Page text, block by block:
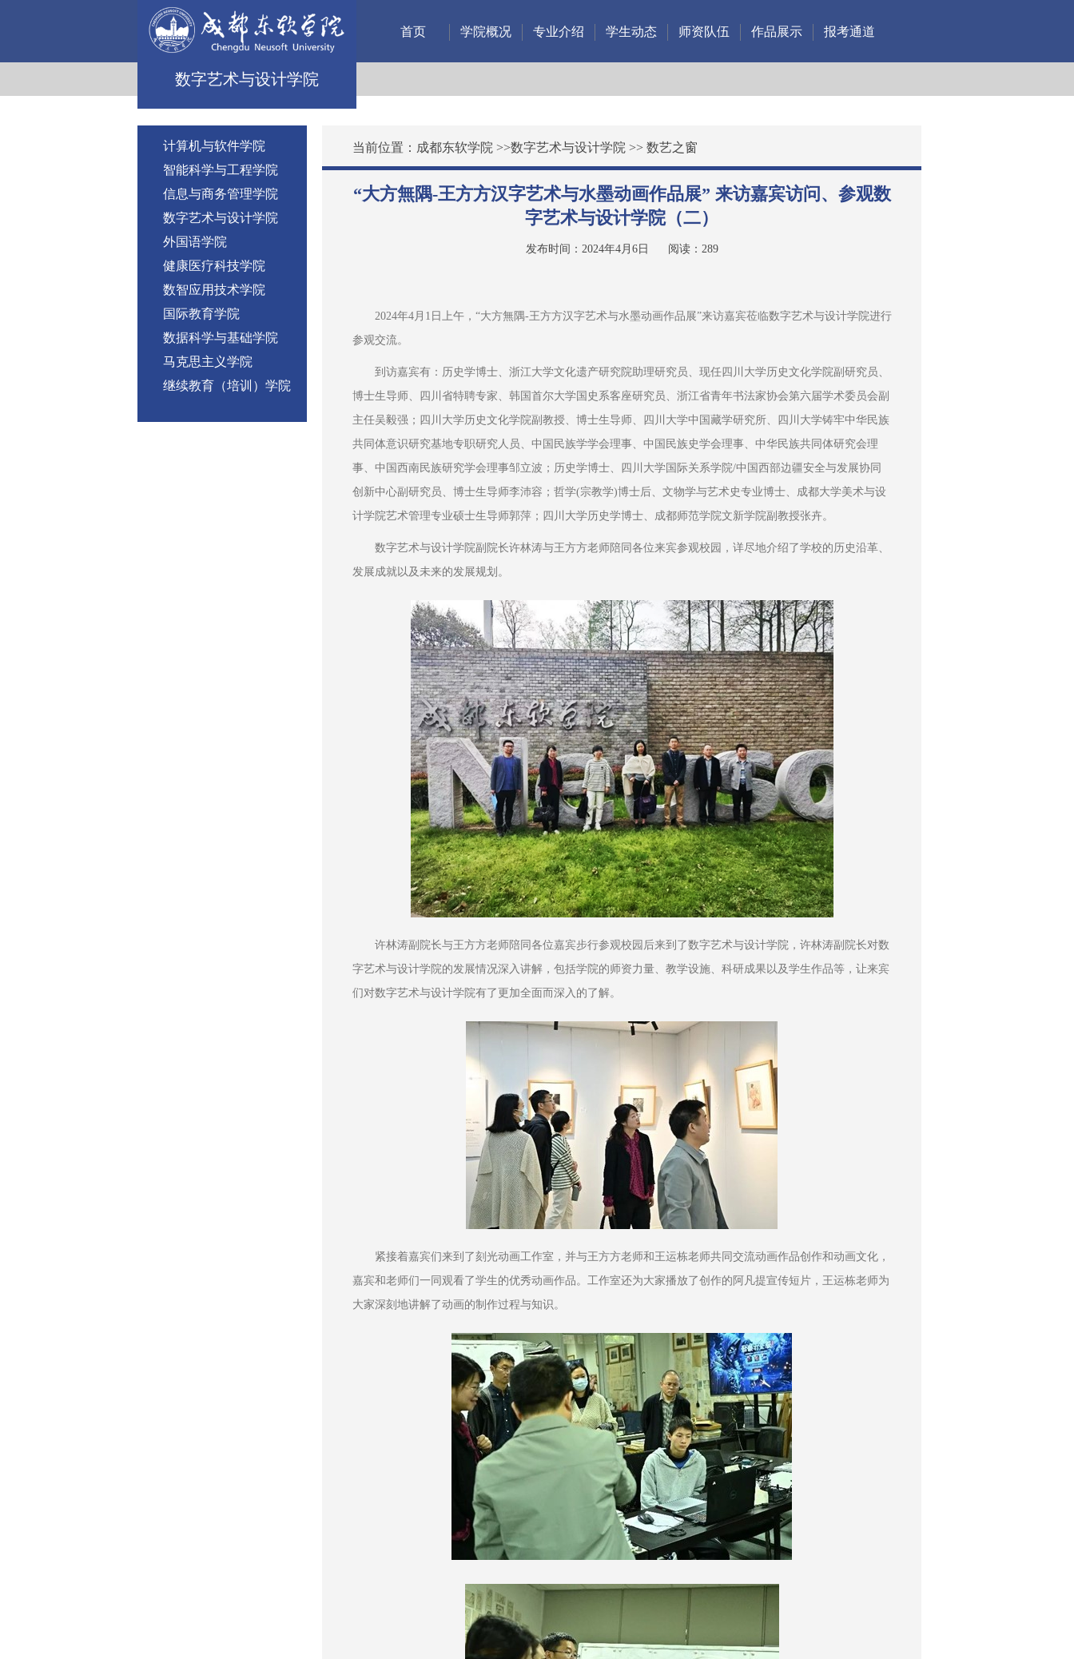
数字艺术与设计学院
首页 学院概况 专业介绍 学生动态 师资队伍 作品展示 报考通道
计算机与软件学院
智能科学与工程学院
信息与商务管理学院
数字艺术与设计学院
外国语学院
健康医疗科技学院
数智应用技术学院
国际教育学院
数据科学与基础学院
马克思主义学院
继续教育（培训）学院
当前位置： 成都东软学院 >>数字艺术与设计学院 >> 数艺之窗
“大方無隅-王方方汉字艺术与水墨动画作品展” 来访嘉宾访问、参观数
字艺术与设计学院（二）
发布时间：2024年4月6日 阅读： 289
2024年4月1日上午，“大方無隅-王方方汉字艺术与水墨动画作品展”来访嘉宾莅临数字艺术与设计学院进行
参观交流。
到访嘉宾有：历史学博士、浙江大学文化遗产研究院助理研究员、现任四川大学历史文化学院副研究员、
博士生导师、四川省特聘专家、韩国首尔大学国史系客座研究员、浙江省青年书法家协会第六届学术委员会副
主任吴毅强；四川大学历史文化学院副教授、博士生导师、四川大学中国藏学研究所、四川大学铸牢中华民族
共同体意识研究基地专职研究人员、中国民族学学会理事、中国民族史学会理事、中华民族共同体研究会理
事、中国西南民族研究学会理事邹立波；历史学博士、四川大学国际关系学院/中国西部边疆安全与发展协同
创新中心副研究员、博士生导师李沛容；哲学(宗教学)博士后、文物学与艺术史专业博士、成都大学美术与设
计学院艺术管理专业硕士生导师郭萍；四川大学历史学博士、成都师范学院文新学院副教授张卉。
数字艺术与设计学院副院长许林涛与王方方老师陪同各位来宾参观校园，详尽地介绍了学校的历史沿革、
发展成就以及未来的发展规划。
许林涛副院长与王方方老师陪同各位嘉宾步行参观校园后来到了数字艺术与设计学院，许林涛副院长对数
字艺术与设计学院的发展情况深入讲解，包括学院的师资力量、教学设施、科研成果以及学生作品等，让来宾
们对数字艺术与设计学院有了更加全面而深入的了解。
紧接着嘉宾们来到了刻光动画工作室，并与王方方老师和王运栋老师共同交流动画作品创作和动画文化，
嘉宾和老师们一同观看了学生的优秀动画作品。工作室还为大家播放了创作的阿凡提宣传短片，王运栋老师为
大家深刻地讲解了动画的制作过程与知识。